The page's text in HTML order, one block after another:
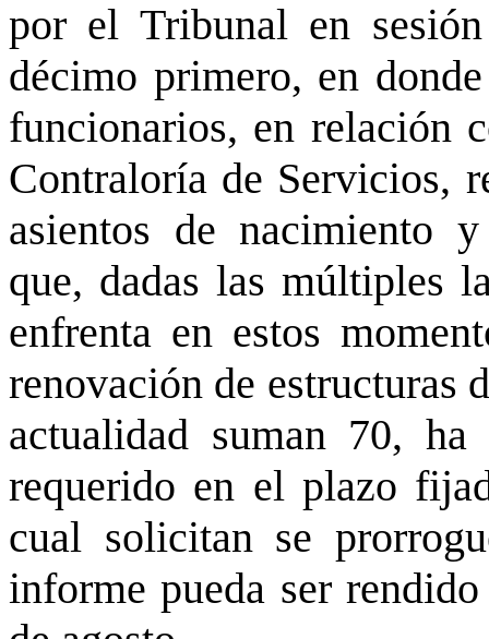
por el Tribunal en
décimo primero, en
funcionarios, en relación
Contraloría de Servicios,
asientos de nacimiento
que, dadas las múltiples
enfrenta en estos
renovación de estructuras
actualidad suman 70,
requerido en el plazo
cual solicitan se
informe pueda ser